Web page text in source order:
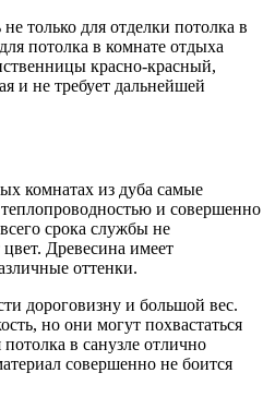
только для отделки потолка в
потолка в комнате отдыха
красно-красный,
и не требует дальнейшей
комнатах из дуба самые
и совершенно
срока службы не
Древесина имеет
оттенки.
дороговизну и большой вес.
но они могут похвастаться
в санузле отлично
совершенно не боится